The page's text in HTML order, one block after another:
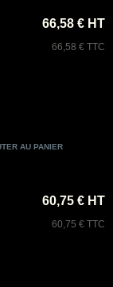
66,58 € HT
66,58 € TTC
60,75 € HT
60,75 € TTC